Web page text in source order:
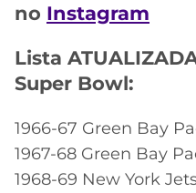
no Instagram
Lista
Super Bowl:
1966-67 Green Bay
1967-68 Green Bay
1968-69 New York